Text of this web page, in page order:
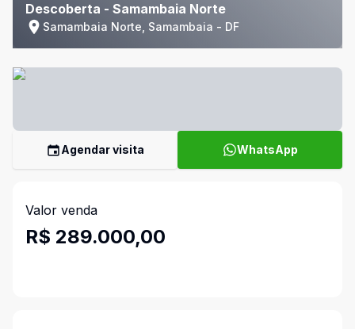
Descoberta - Samambaia Norte
Samambaia Norte, Samambaia - DF
Agendar visita WhatsApp
Valor venda
R$ 289.000,00